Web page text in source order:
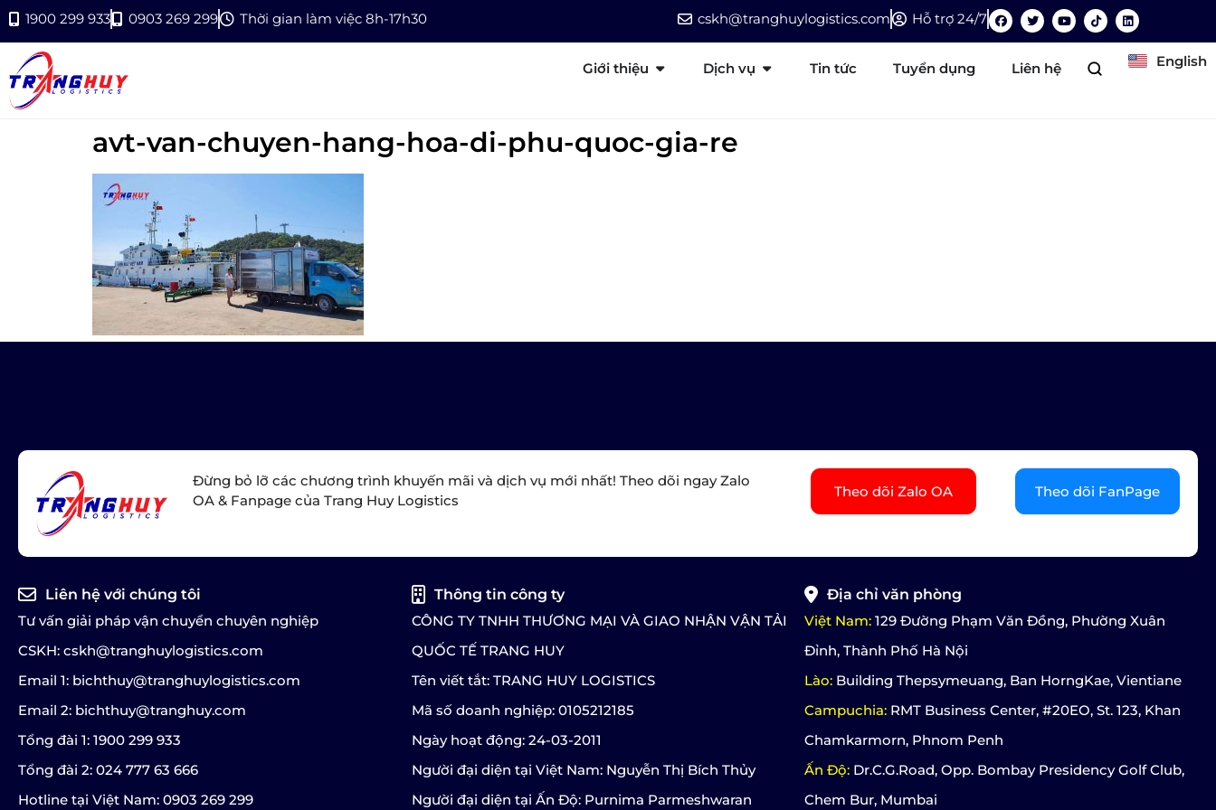
1900 299 933 0903 269 299 Thời gian làm việc 8h-17h30 cskh@tranghuylogistics.com Hỗ trợ 24/7
Giới thiệu Dịch vụ Tin tức Tuyển dụng Liên hệ English
avt-van-chuyen-hang-hoa-di-phu-quoc-gia-re
Đừng bỏ lỡ các chương trình khuyến mãi và dịch vụ mới nhất! Theo dõi ngay Zalo
OA & Fanpage của Trang Huy Logistics
Theo dõi Zalo OA Theo dõi FanPage
Liên hệ với chúng tôi
Tư vấn giải pháp vận chuyển chuyên nghiệp
CSKH: cskh@tranghuylogistics.com
Email 1: bichthuy@tranghuylogistics.com
Email 2: bichthuy@tranghuy.com
Tổng đài 1: 1900 299 933
Tổng đài 2: 024 777 63 666
Hotline tại Việt Nam: 0903 269 299
Thông tin công ty
CÔNG TY TNHH THƯƠNG MẠI VÀ GIAO NHẬN VẬN TẢI
QUỐC TẾ TRANG HUY
Tên viết tắt: TRANG HUY LOGISTICS
Mã số doanh nghiệp: 0105212185
Ngày hoạt động: 24-03-2011
Người đại diện tại Việt Nam: Nguyễn Thị Bích Thủy
Người đại diện tại Ấn Độ: Purnima Parmeshwaran
Địa chỉ văn phòng
Việt Nam: 129 Đường Phạm Văn Đồng, Phường Xuân
Đỉnh, Thành Phố Hà Nội
Lào: Building Thepsymeuang, Ban HorngKae, Vientiane
Campuchia: RMT Business Center, #20EO, St. 123, Khan
Chamkarmorn, Phnom Penh
Ấn Độ: Dr.C.G.Road, Opp. Bombay Presidency Golf Club,
Chem Bur, Mumbai